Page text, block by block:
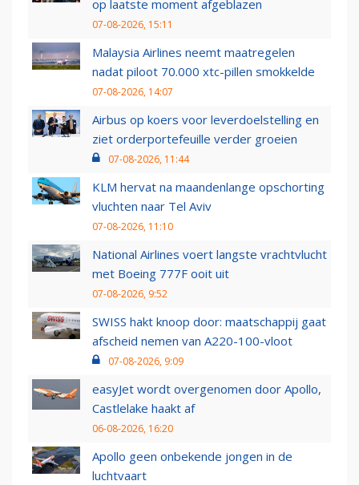
op laatste moment afgeblazen
07-08-2026, 15:11
Malaysia Airlines neemt maatregelen
nadat piloot 70.000 xtc-pillen smokkelde
07-08-2026, 14:07
Airbus op koers voor leverdoelstelling en
ziet orderportefeuille verder groeien
07-08-2026, 11:44
KLM hervat na maandenlange opschorting
vluchten naar Tel Aviv
07-08-2026, 11:10
National Airlines voert langste vrachtvlucht
met Boeing 777F ooit uit
07-08-2026, 9:52
SWISS hakt knoop door: maatschappij gaat
afscheid nemen van A220-100-vloot
07-08-2026, 9:09
easyJet wordt overgenomen door Apollo,
Castlelake haakt af
06-08-2026, 16:20
Apollo geen onbekende jongen in de
luchtvaart